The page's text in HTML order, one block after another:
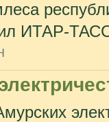
ИТАР-